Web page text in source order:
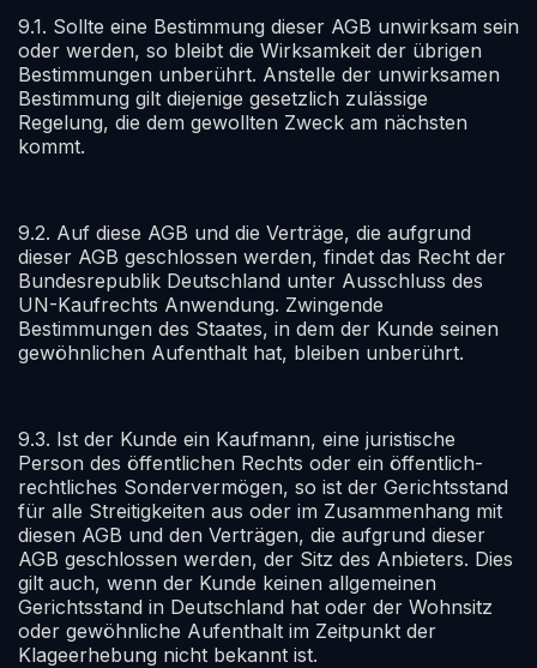
9.1. Sollte eine Bestimmung dieser AGB unwirksam sein
oder werden, so bleibt die Wirksamkeit der übrigen
Bestimmungen unberührt. Anstelle der unwirksamen
Bestimmung gilt diejenige gesetzlich zulässige
Regelung, die dem gewollten Zweck am nächsten
kommt.
9.2. Auf diese AGB und die Verträge, die aufgrund
dieser AGB geschlossen werden, findet das Recht der
Bundesrepublik Deutschland unter Ausschluss des
UN-Kaufrechts Anwendung. Zwingende
Bestimmungen des Staates, in dem der Kunde seinen
gewöhnlichen Aufenthalt hat, bleiben unberührt.
9.3. Ist der Kunde ein Kaufmann, eine juristische
Person des öffentlichen Rechts oder ein öffentlich-
rechtliches Sondervermögen, so ist der Gerichtsstand
für alle Streitigkeiten aus oder im Zusammenhang mit
diesen AGB und den Verträgen, die aufgrund dieser
AGB geschlossen werden, der Sitz des Anbieters. Dies
gilt auch, wenn der Kunde keinen allgemeinen
Gerichtsstand in Deutschland hat oder der Wohnsitz
oder gewöhnliche Aufenthalt im Zeitpunkt der
Klageerhebung nicht bekannt ist.